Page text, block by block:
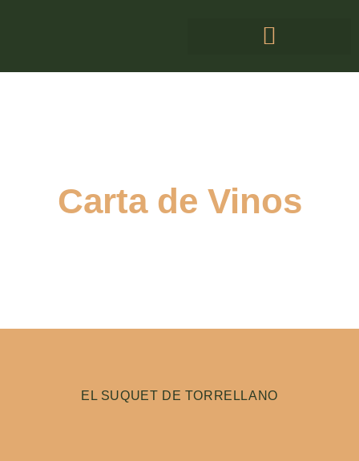
Carta de Vinos
EL SUQUET DE TORRELLANO